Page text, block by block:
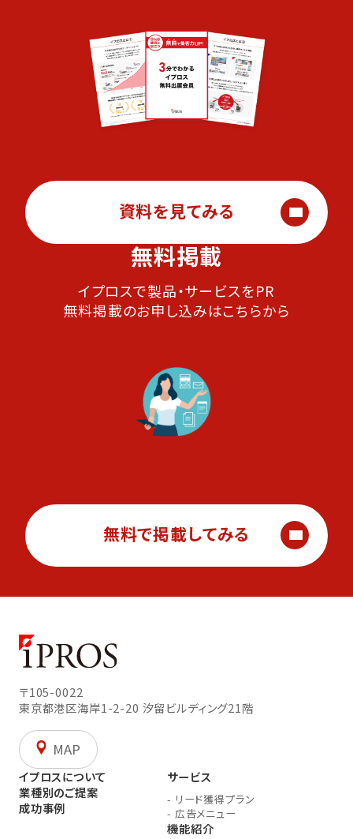
資料を見てみる
無料掲載
イプロスで製品・サービスをPR
無料掲載のお申し込みはこちらから
無料で掲載してみる
〒105-0022
東京都港区海岸1-2-20 汐留ビルディング21階
MAP
イプロスについて
業種別のご提案
成功事例
サービス
- リード獲得プラン
- 広告メニュー
機能紹介